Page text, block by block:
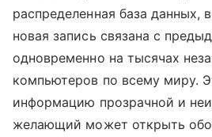
распределенная база данных,
новая запись связана с
одновременно на тысячах
компьютеров по всему миру.
информацию прозрачной и
желающий может открыть